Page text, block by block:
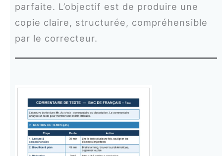
parfaite. L’objectif est de produire une
copie claire, structurée, compréhensible
par le correcteur.